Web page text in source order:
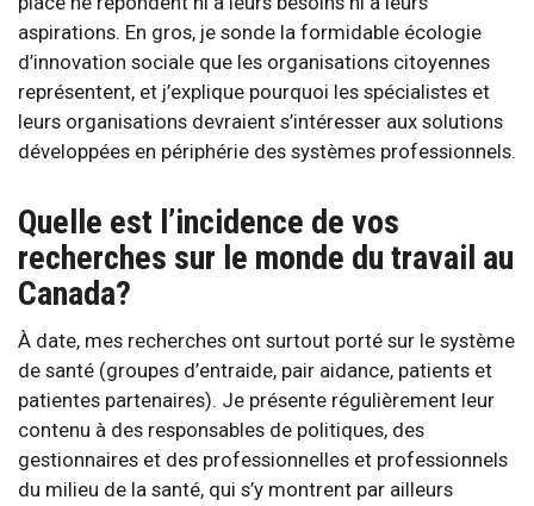
aspirations. En gros, je sonde la formidable écologie
d’innovation sociale que les organisations citoyennes
représentent, et j’explique pourquoi les spécialistes et
leurs organisations devraient s’intéresser aux solutions
développées en périphérie des systèmes professionnels.
Quelle est l’incidence de vos
recherches sur le monde du travail au
Canada?
À date, mes recherches ont surtout porté sur le système
de santé (groupes d’entraide, pair aidance, patients et
patientes partenaires). Je présente régulièrement leur
contenu à des responsables de politiques, des
gestionnaires et des professionnelles et professionnels
du milieu de la santé, qui s’y montrent par ailleurs